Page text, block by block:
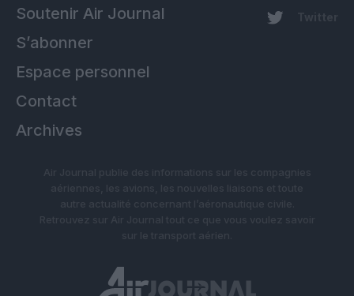
Soutenir Air Journal
S’abonner
Espace personnel
Contact
Archives